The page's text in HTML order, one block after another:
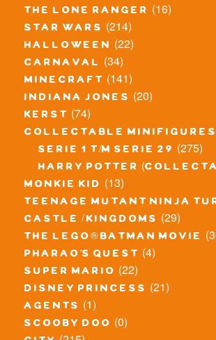
the lone ranger (16)
star wars (214)
halloween (22)
carnaval (34)
minecraft (141)
indiana jones (20)
kerst (74)
collectable minifigures
serie 1 t/m serie 29 (275)
harry potter
monkie kid (13)
teenage mutant ninja
castle / kingdoms (29)
the lego® batman movie
pharao's quest (4)
super mario (22)
disney princess (21)
agents (1)
scooby doo (0)